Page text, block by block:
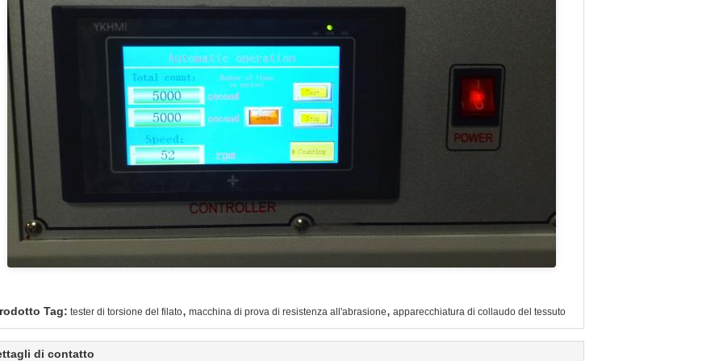
Tag: tester di torsione del filato, macchina di prova di resistenza all'abrasione, apparecchiatura di collaudo del tessuto
di contatto